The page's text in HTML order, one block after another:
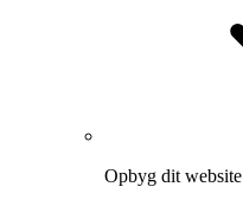
Opbyg dit website